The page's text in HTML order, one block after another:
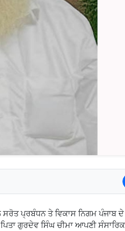
ਸਰੋਤ ਪ੍ਰਬੰਧਨ ਤੇ ਵਿਕਾਸ ਨਿਗਮ ਪੰਜਾਬ
ਗੁਰਦੇਵ ਸਿੰਘ ਚੀਮਾ ਆਪਣੀ ਸੰਸਾਰਿਕ